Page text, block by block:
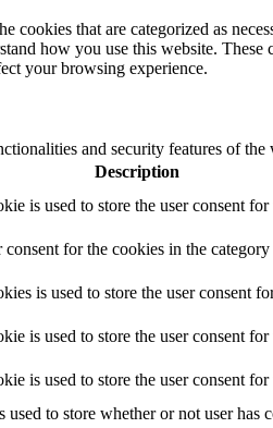
that are categorized as
how you use this website.
your browsing experience.
and security features of the
Description
is used to store the user consent
for the cookies in the
is used to store the user consent
is used to store the user consent
is used to store the user consent
to store whether or not user has